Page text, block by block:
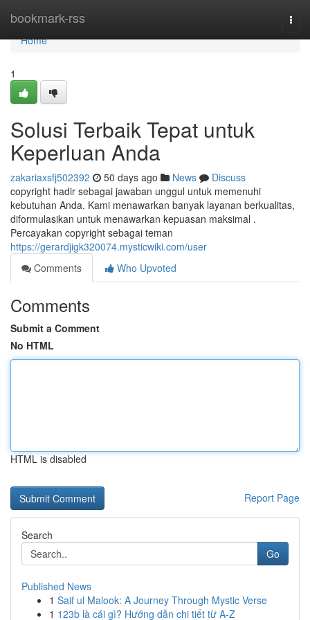
bookmark-rss
Home
Home
1
Solusi Terbaik Tepat untuk
Keperluan Anda
zakariaxsfj502392 50 days ago News
Discuss
copyright hadir sebagai jawaban unggul untuk memenuhi
kebutuhan Anda. Kami menawarkan banyak layanan berkualitas,
diformulasikan untuk menawarkan kepuasan maksimal .
Percayakan copyright sebagai teman
https://gerardjigk320074.mysticwiki.com/user
Comments
Who Upvoted
Comments
Submit a Comment
No HTML
HTML is disabled
Report Page
Search
Go
Published News
1 Saif ul Malook: A Journey Through Mystic Verse
1 123b là cái gì? Hướng dẫn chi tiết từ A-Z